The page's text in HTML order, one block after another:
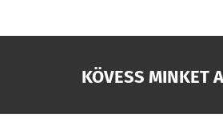
KÖVESS MINKET